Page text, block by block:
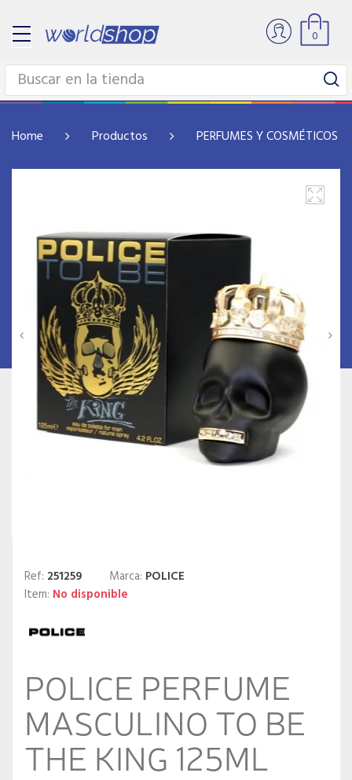
0
Home Productos PERFUMES Y COSMÉTICOS
Ref: 251259 Marca: POLICE
Item: No disponible
POLICE PERFUME
MASCULINO TO BE
THE KING 125ML